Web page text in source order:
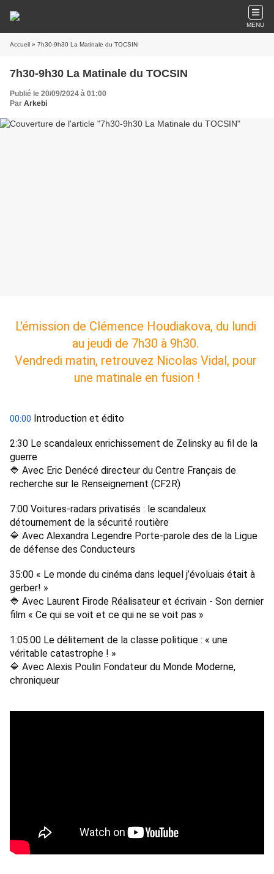
MENU
Accueil » 7h30-9h30 La Matinale du TOCSIN
7h30-9h30 La Matinale du TOCSIN
Publié le 20/09/2024 à 01:00
Par Arkebi
L'émission de Clémence Houdiakova, du lundi
au jeudi de 7h30 à 9h30.
Vendredi matin, retrouvez Nicolas Vidal, pour
une matinale en fusion !
00:00 Introduction et édito
2:30 Le scandaleux enrichissement de Zelinsky au fil de la
guerre
🔷 Avec Eric Denécé directeur du Centre Français de
recherche sur le Renseignement (CF2R)
7:00 Voitures-radars privatisés : le scandaleux
détournement de la sécurité routière
🔷 Avec Alexandra Legendre Porte-parole des de la Ligue
de défense des Conducteurs
35:00 « Le monde du cinéma dans lequel j’évoluais était à
gerber! »
🔷 Avec Laurent Firode Réalisateur et écrivain - Son dernier
film « Ce qui se voit et ce qui ne se voit pas »
1:05:00 Le délitement de la classe politique : « une
véritable catastrophe ! »
🔷 Avec Alexis Poulin Fondateur du Monde Moderne,
chroniqueur